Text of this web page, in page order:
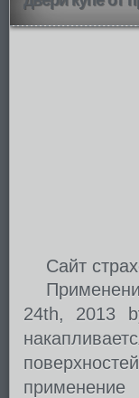
Сайт
24th, 2013